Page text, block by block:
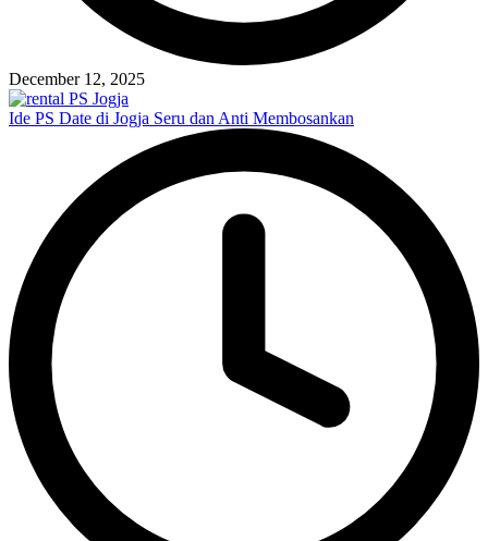
December 12, 2025
Ide PS Date di Jogja Seru dan Anti Membosankan